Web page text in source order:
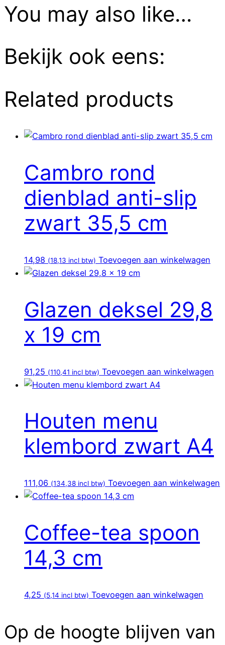
You may also like…
Bekijk ook eens:
Related products
Cambro rond
dienblad anti-slip
zwart 35,5 cm
14,98 (18,13 incl btw) Toevoegen aan winkelwagen
Glazen deksel 29,8
x 19 cm
91,25 (110,41 incl btw) Toevoegen aan winkelwagen
Houten menu
klembord zwart A4
111,06 (134,38 incl btw) Toevoegen aan winkelwagen
Coffee-tea spoon
14,3 cm
4,25 (5,14 incl btw) Toevoegen aan winkelwagen
Op de hoogte blijven van